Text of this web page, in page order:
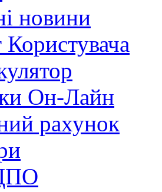
новини
Користувача
Он-Лайн
рахунок